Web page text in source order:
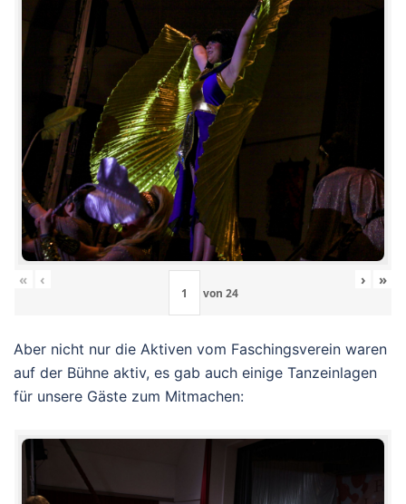
« ‹
von 24
› »
Aber nicht nur die Aktiven vom Faschingsverein waren
auf der Bühne aktiv, es gab auch einige Tanzeinlagen
für unsere Gäste zum Mitmachen: